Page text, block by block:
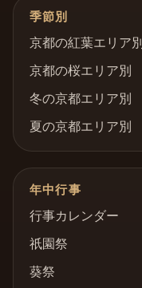
季節別
京都の紅葉エリア別
京都の桜エリア別
冬の京都エリア別
夏の京都エリア別
年中行事
行事カレンダー
祇園祭
葵祭